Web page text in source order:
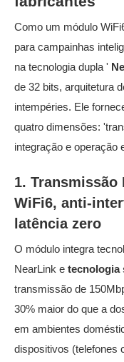
Como um módulo
para campainhas
na tecnologia dupla '
de 32 bits, arquitetura
intempéries. Ele
quatro dimensões:
integração e operação
1. Transmissão
WiFi6, anti-
latência zero
O módulo integra
NearLink e tecnologia
transmissão de
30% maior do que a
em ambientes
dispositivos (telefones